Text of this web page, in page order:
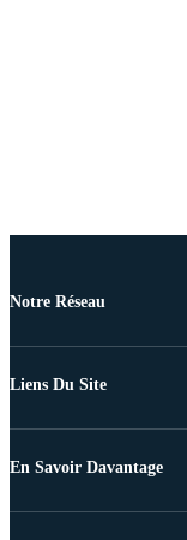
Notre Réseau
Liens Du Site
En Savoir Davantage